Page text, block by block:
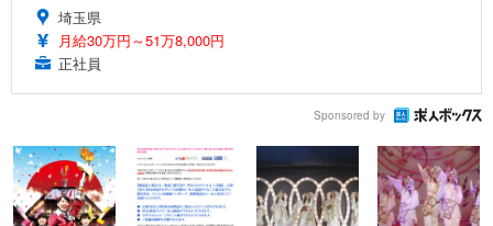
埼玉県
月給30万円～51万8,000円
正社員
Sponsored by